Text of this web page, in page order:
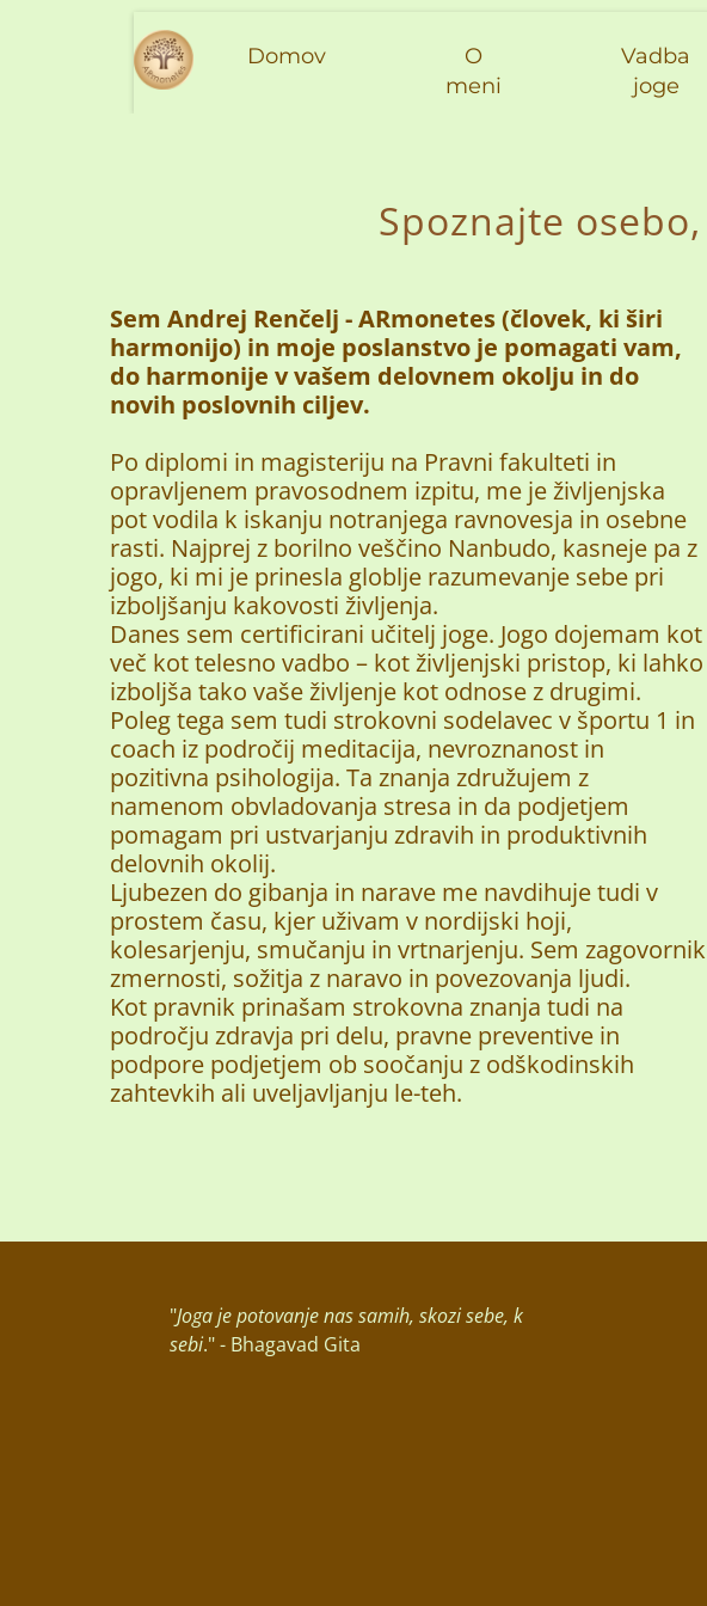
Domov
O
meni
Vadba
joge
Spoznajte
Sem Andrej Renčelj - ARmonetes (človek, ki širi
harmonijo) in moje poslanstvo je pomagati vam,
do harmonije v vašem delovnem okolju in do
novih poslovnih ciljev.
Po diplomi in magisteriju na Pravni fakulteti in
opravljenem pravosodnem izpitu, me je življenjska
pot vodila k iskanju notranjega ravnovesja in osebne
rasti. Najprej z borilno veščino Nanbudo, kasneje pa z
jogo, ki mi je prinesla globlje razumevanje sebe pri
izboljšanju kakovosti življenja.
Danes sem certificirani učitelj joge. Jogo dojemam kot
več kot telesno vadbo – kot življenjski pristop, ki lahko
izboljša tako vaše življenje kot odnose z drugimi.
Poleg tega sem tudi strokovni sodelavec v športu 1 in
coach iz področij meditacija, nevroznanost in
pozitivna psihologija. Ta znanja združujem z
namenom obvladovanja stresa in da podjetjem
pomagam pri ustvarjanju zdravih in produktivnih
delovnih okolij.
Ljubezen do gibanja in narave me navdihuje tudi v
prostem času, kjer uživam v nordijski hoji,
kolesarjenju, smučanju in vrtnarjenju. Sem zagovornik
zmernosti, sožitja z naravo in povezovanja ljudi.
Kot pravnik prinašam strokovna znanja tudi na
področju zdravja pri delu, pravne preventive in
podpore podjetjem ob soočanju z odškodinskih
zahtevkih ali uveljavljanju le-teh.
"Joga je potovanje nas samih, skozi sebe, k
sebi." - Bhagavad Gita